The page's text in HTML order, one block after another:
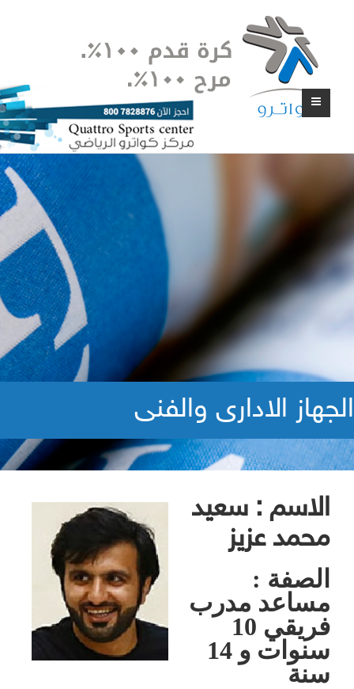
الجهاز الادارى والفنى
الاسم : سعيد
محمد عزيز
الصفة :
مساعد مدرب
فريقي 10
سنوات و 14
سنة